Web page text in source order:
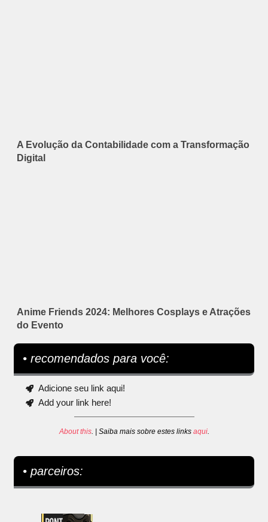
A Evolução da Contabilidade com a Transformação
Digital
Anime Friends 2024: Melhores Cosplays e Atrações
do Evento
• recomendados para você:
Adicione seu link aqui!
Add your link here!
About this. | Saiba mais sobre estes links aqui.
• parceiros: